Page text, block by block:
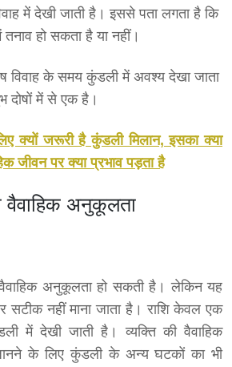
में देखी जाती है। इससे पता लगता है कि
तनाव हो सकता है या नहीं।
विवाह के समय कुंडली में अवश्य देखा जाता
दोषों में से एक है।
क्यों जरूरी है कुंडली मिलान, इसका क्या
जीवन पर क्या प्रभाव पड़ता है
वैवाहिक अनुकूलता
वैवाहिक अनुकूलता हो सकती है। लेकिन यह
नहीं माना जाता है। राशि केवल एक
में देखी जाती है। व्यक्ति की वैवाहिक
के लिए कुंडली के अन्य घटकों का भी